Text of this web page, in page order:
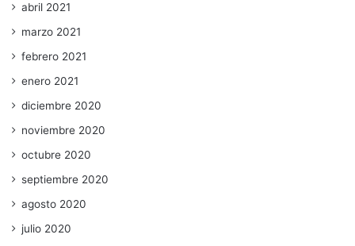
abril 2021
marzo 2021
febrero 2021
enero 2021
diciembre 2020
noviembre 2020
octubre 2020
septiembre 2020
agosto 2020
julio 2020